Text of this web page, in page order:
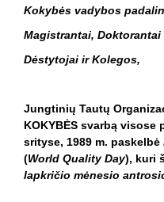
Kokybės vadybos
Magistrantai,
Dėstytojai ir Kolegos,
Jungtinių Tautų
KOKYBĖS svarbą
srityse, 1989 m. paskelbė
(World Quality Day), kuri
lapkričio mėnesio